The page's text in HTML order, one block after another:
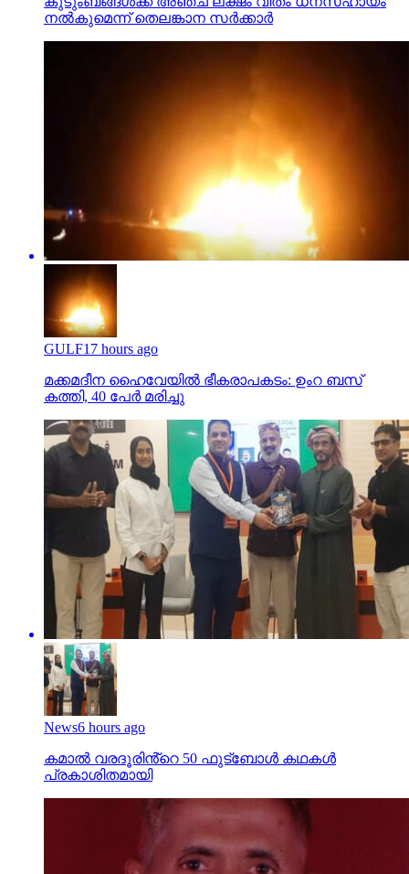
നല്‍കുമെന്ന് തെലങ്കാന സര്‍ക്കാര്‍
GULF17 hours ago
മക്കമദീന ഹൈവേയില്‍ ഭീകരാപകടം: ഉംറ ബസ്
കത്തി, 40 പേര്‍ മരിച്ചു
News6 hours ago
കമാൽ വരദൂരിൻ്റെ 50 ഫുട്ബോൾ കഥകൾ
പ്രകാശിതമായി